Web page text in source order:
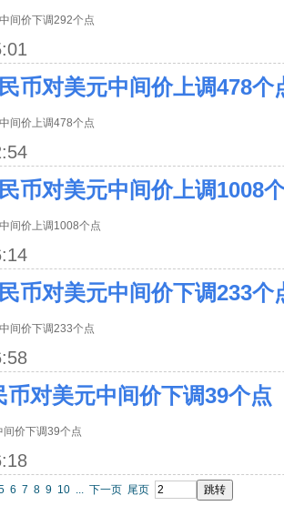
间价下调292个点
币对美元中间价上调478个
间价上调478个点
币对美元中间价上调1008
间价上调1008个点
币对美元中间价下调233个
间价下调233个点
币对美元中间价下调39个点
价下调39个点
6 7 8 9 10 ... 下一页 尾页